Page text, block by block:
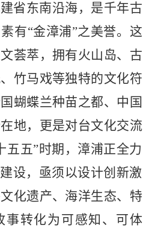
省东南沿海，是千年古
有“金漳浦”之美誉。这
荟萃，拥有火山岛、古
竹马戏等独特的文化符
蝴蝶兰种苗之都、中国
地，更是对台文化交流
五五”时期，漳浦正全力
设，亟须以设计创新激
化遗产、海洋生态、特
事转化为可感知、可体